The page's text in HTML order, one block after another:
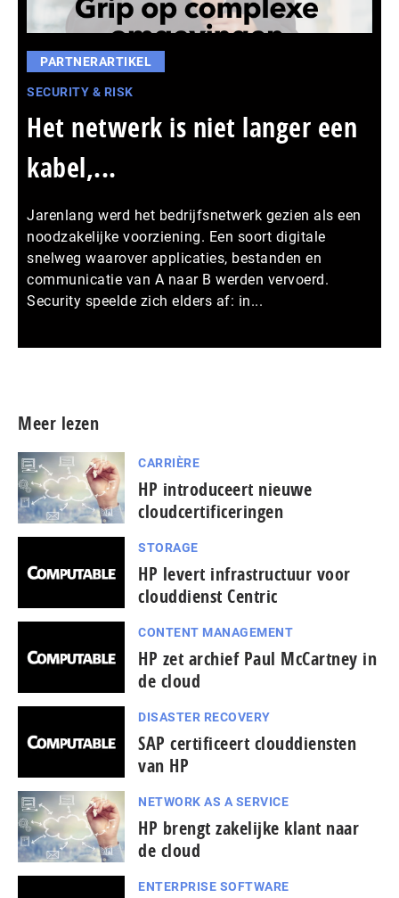
PARTNERARTIKEL
SECURITY & RISK
Het netwerk is niet langer een
kabel,...
Jarenlang werd het bedrijfsnetwerk gezien als een
noodzakelijke voorziening. Een soort digitale
snelweg waarover applicaties, bestanden en
communicatie van A naar B werden vervoerd.
Security speelde zich elders af: in...
Meer lezen
CARRIÈRE
HP introduceert nieuwe
cloudcertificeringen
STORAGE
HP levert infrastructuur voor
clouddienst Centric
CONTENT MANAGEMENT
HP zet archief Paul McCartney in
de cloud
DISASTER RECOVERY
SAP certificeert clouddiensten
van HP
NETWORK AS A SERVICE
HP brengt zakelijke klant naar
de cloud
ENTERPRISE SOFTWARE